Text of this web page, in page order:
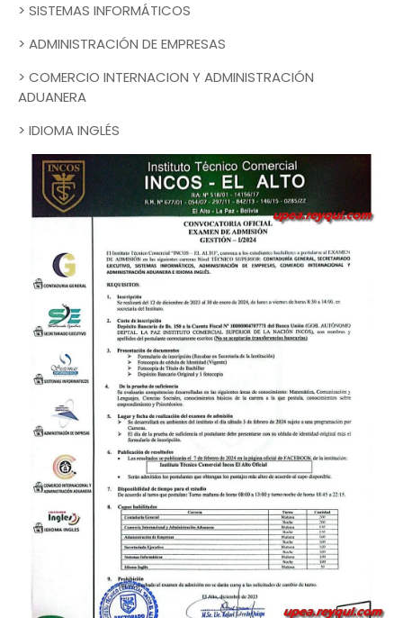
> SISTEMAS INFORMÁTICOS
> ADMINISTRACIÓN DE EMPRESAS
> COMERCIO INTERNACION Y ADMINISTRACIÓN
ADUANERA
> IDIOMA INGLÉS